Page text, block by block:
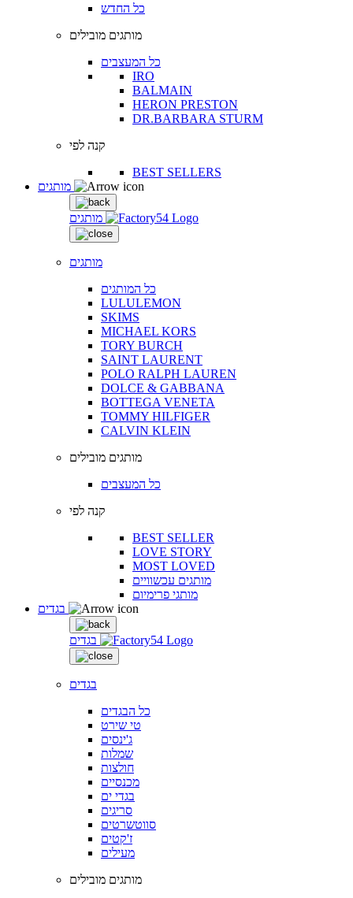
כל החדש
מותגים מובילים
כל המעצבים
IRO
BALMAIN
HERON PRESTON
DR.BARBARA STURM
קנה לפי
BEST SELLERS
מותגים
מותגים
כל המותגים
LULULEMON
SKIMS
MICHAEL KORS
TORY BURCH
SAINT LAURENT
POLO RALPH LAUREN
DOLCE & GABBANA
BOTTEGA VENETA
TOMMY HILFIGER
CALVIN KLEIN
מותגים מובילים
כל המעצבים
קנה לפי
BEST SELLER
LOVE STORY
MOST LOVED
מותגים עכשוויים
מותגי פרימיום
בגדים
בגדים
כל הבגדים
טי שירט
ג'ינסים
שמלות
חולצות
מכנסיים
בגדי ים
סריגים
סווטשרטים
ז'קטים
מעילים
מותגים מובילים